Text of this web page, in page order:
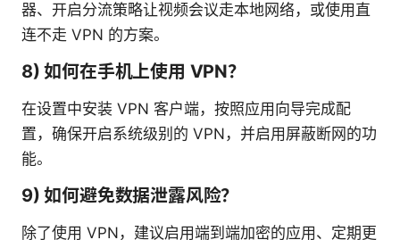
器、开启分流策略让视频会议走本地网络，或使用直
连不走 VPN 的方案。
8) 如何在手机上使用 VPN？
在设置中安装 VPN 客户端，按照应用向导完成配
置，确保开启系统级别的 VPN，并启用屏蔽断网的功
能。
9) 如何避免数据泄露风险？
除了使用 VPN，建议启用端到端加密的应用、定期更